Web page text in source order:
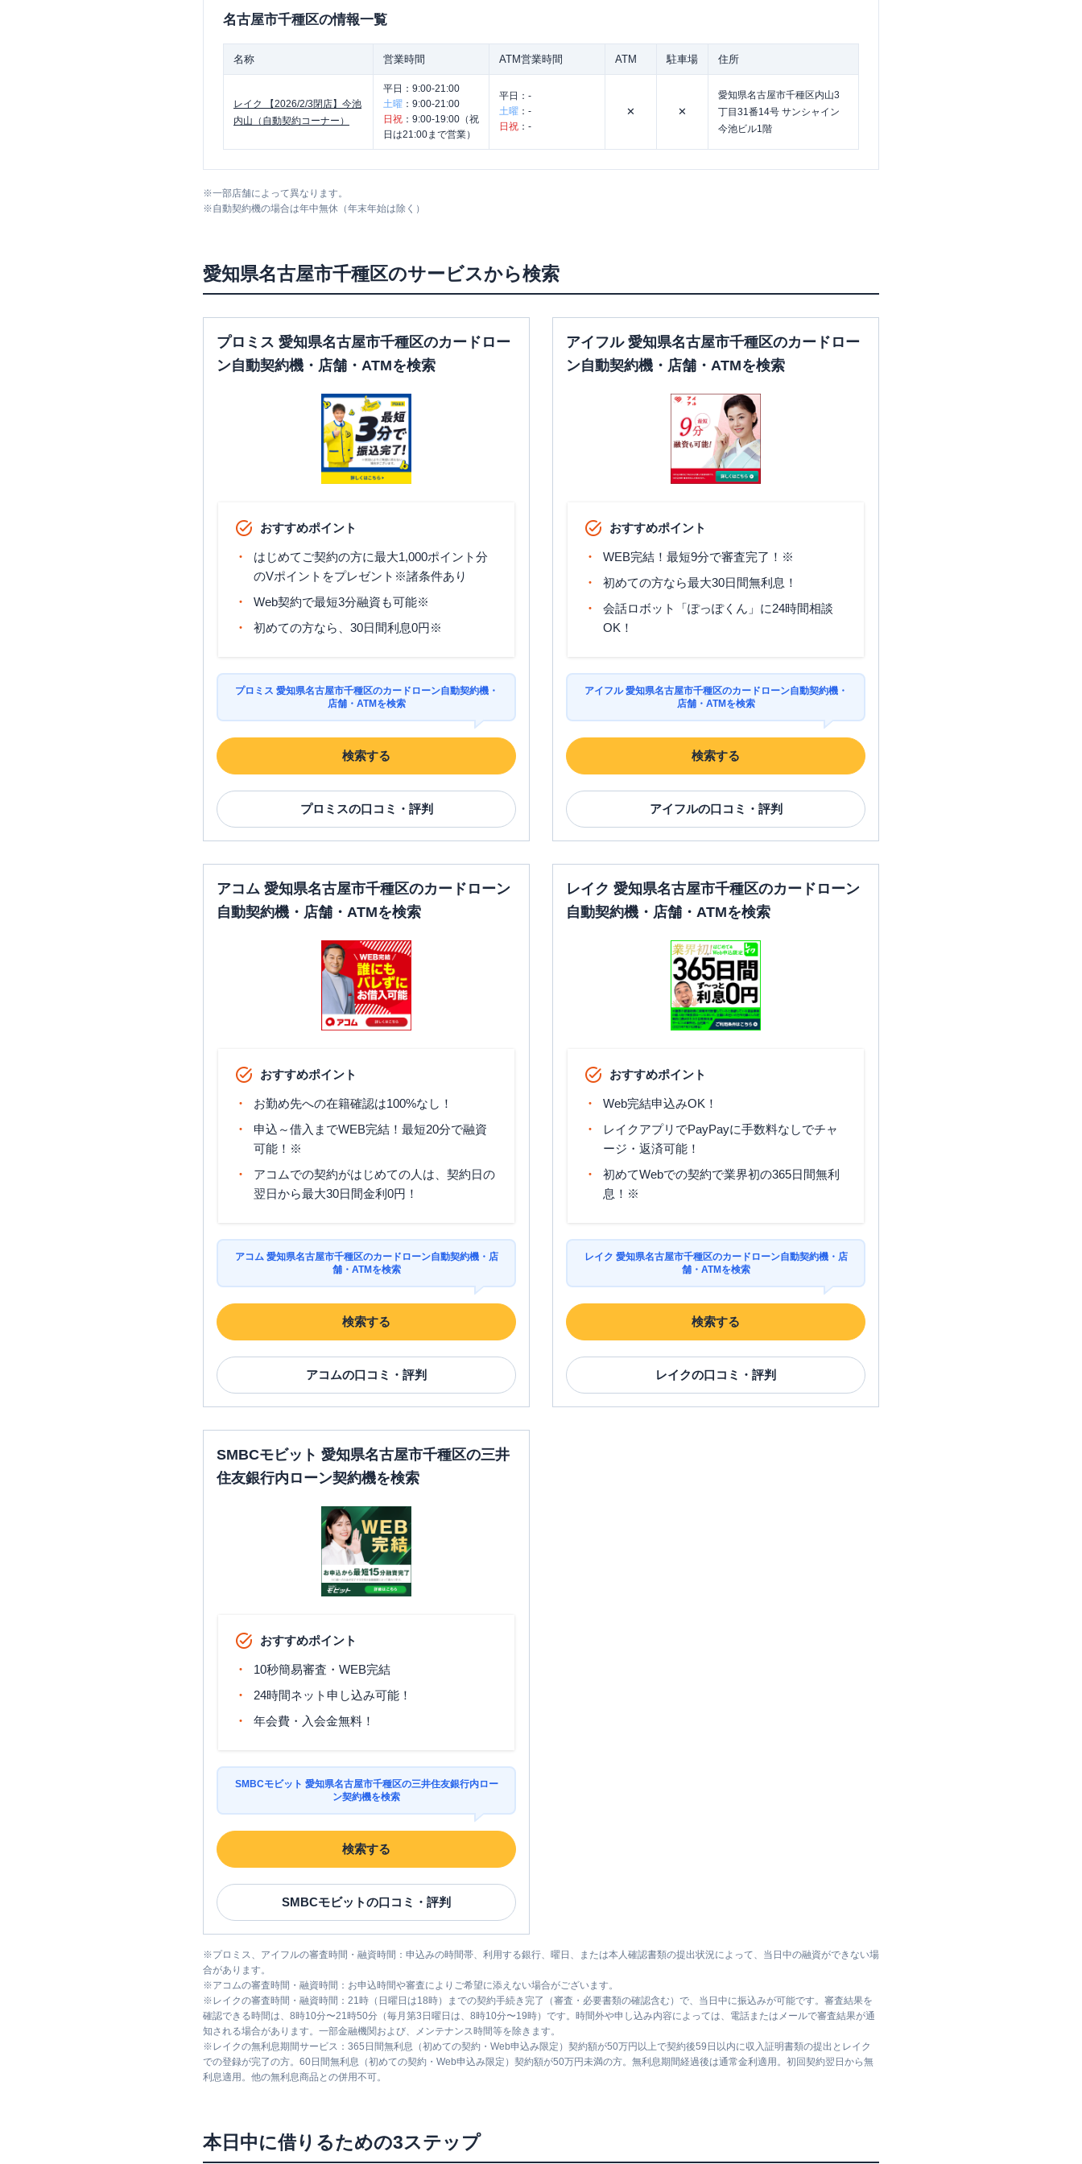
名古屋市千種区の情報一覧
名称 営業時間 ATM営業時間 ATM 駐車場 住所
レイク
【2026/2/3閉店】今池
内山（自動契約コーナー）
平日： 9:00-21:00
土曜 ： 9:00-21:00
日祝 ： 9:00-19:00（祝
日は21:00まで営業）
平日： -
土曜 ： -
日祝 ： -
✕ ✕
愛知県名古屋市千種区内山3
丁目31番14号 サンシャイン
今池ビル1階
※一部店舗によって異なります。
※自動契約機の場合は年中無休（年末年始は除く）
愛知県名古屋市千種区のサービスから検索
プロミス 愛知県名古屋市千種区のカードロー
ン自動契約機・店舗・ATMを検索
おすすめポイント
はじめてご契約の方に最大1,000ポイント分
のVポイントをプレゼント※諸条件あり
Web契約で最短3分融資も可能※
初めての方なら、30日間利息0円※
プロミス 愛知県名古屋市千種区のカードローン自動契約機・
店舗・ATMを検索
検索する
プロミスの口コミ・評判
アイフル 愛知県名古屋市千種区のカードロー
ン自動契約機・店舗・ATMを検索
おすすめポイント
WEB完結！最短9分で審査完了！※
初めての方なら最大30日間無利息！
会話ロボット「ぽっぽくん」に24時間相談
OK！
アイフル 愛知県名古屋市千種区のカードローン自動契約機・
店舗・ATMを検索
検索する
アイフルの口コミ・評判
アコム 愛知県名古屋市千種区のカードローン
自動契約機・店舗・ATMを検索
おすすめポイント
お勤め先への在籍確認は100%なし！
申込～借入までWEB完結！最短20分で融資
可能！※
アコムでの契約がはじめての人は、契約日の
翌日から最大30日間金利0円！
アコム 愛知県名古屋市千種区のカードローン自動契約機・店
舗・ATMを検索
検索する
アコムの口コミ・評判
レイク 愛知県名古屋市千種区のカードローン
自動契約機・店舗・ATMを検索
おすすめポイント
Web完結申込みOK！
レイクアプリでPayPayに手数料なしでチャ
ージ・返済可能！
初めてWebでの契約で業界初の365日間無利
息！※
レイク 愛知県名古屋市千種区のカードローン自動契約機・店
舗・ATMを検索
検索する
レイクの口コミ・評判
SMBCモビット 愛知県名古屋市千種区の三井
住友銀行内ローン契約機を検索
おすすめポイント
10秒簡易審査・WEB完結
24時間ネット申し込み可能！
年会費・入会金無料！
SMBCモビット 愛知県名古屋市千種区の三井住友銀行内ロー
ン契約機を検索
検索する
SMBCモビットの口コミ・評判
※プロミス、アイフルの審査時間・融資時間：申込みの時間帯、利用する銀行、曜日、または本人確認書類の提出状況によって、当日中の融資ができない場
合があります。
※アコムの審査時間・融資時間：お申込時間や審査によりご希望に添えない場合がございます。
※ レイクの審査時間・融資時間：21時（日曜日は18時）までの契約手続き完了（審査・必要書類の確認含む）で、当日中に振込みが可能です。審査結果を
確認できる時間は、8時10分〜21時50分（毎月第3日曜日は、8時10分〜19時）です。時間外や申し込み内容によっては、電話またはメールで審査結果が通
知される場合があります。一部金融機関および、メンテナンス時間等を除きます。
※ レイクの無利息期間サービス：365日間無利息（初めての契約・Web申込み限定）契約額が50万円以上で契約後59日以内に収入証明書類の提出とレイク
での登録が完了の方。60日間無利息（初めての契約・Web申込み限定）契約額が50万円未満の方。無利息期間経過後は通常金利適用。初回契約翌日から無
利息適用。他の無利息商品との併用不可。
本日中に借りるための3ステップ